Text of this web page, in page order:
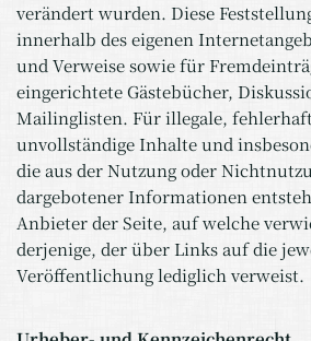
verändert wurden. Diese
innerhalb des eigenen
und Verweise sowie für
eingerichtete Gästebücher,
Mailinglisten. Für illegale,
unvollständige Inhalte und
die aus der Nutzung oder
dargebotener Informationen
Anbieter der Seite, auf welche
derjenige, der über Links auf die
Veröffentlichung lediglich verweist.